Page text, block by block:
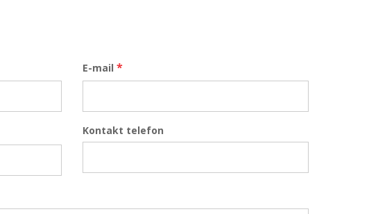
E-mail *
Kontakt telefon